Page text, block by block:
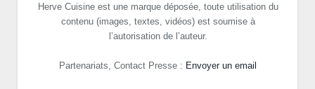
Herve Cuisine est une marque déposée, toute utilisation du
contenu (images, textes, vidéos) est soumise à
l’autorisation de l’auteur.
Partenariats, Contact Presse : Envoyer un email